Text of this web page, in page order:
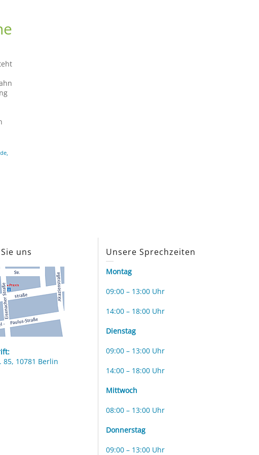
,
uns
85, 10781 Berlin
Unsere Sprechzeiten
Montag
09:00 – 13:00 Uhr
14:00 – 18:00 Uhr
Dienstag
09:00 – 13:00 Uhr
14:00 – 18:00 Uhr
Mittwoch
08:00 – 13:00 Uhr
Donnerstag
09:00 – 13:00 Uhr